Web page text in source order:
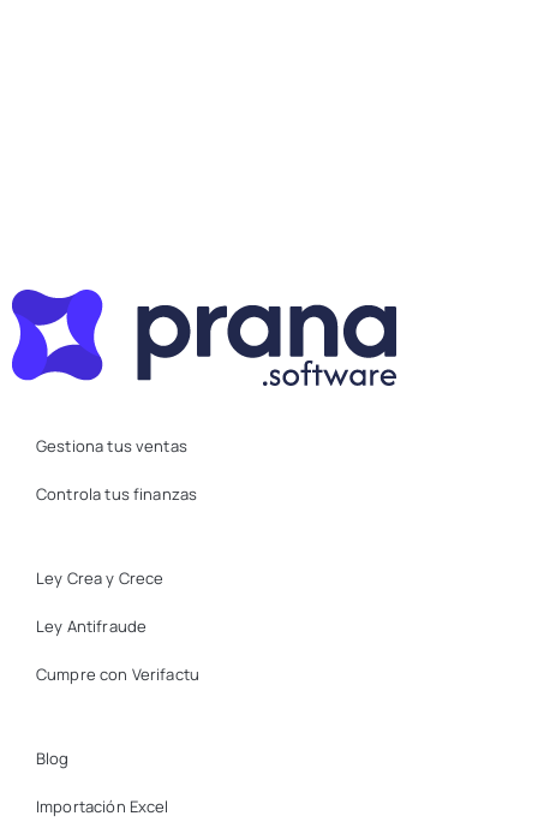
Gestiona tus ventas
Controla tus finanzas
Ley Crea y Crece
Ley Antifraude
Cumpre con Verifactu
Blog
Importación Excel